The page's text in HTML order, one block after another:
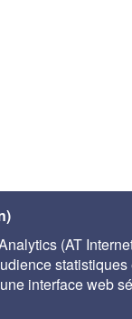
(AT
statistiques
interface web